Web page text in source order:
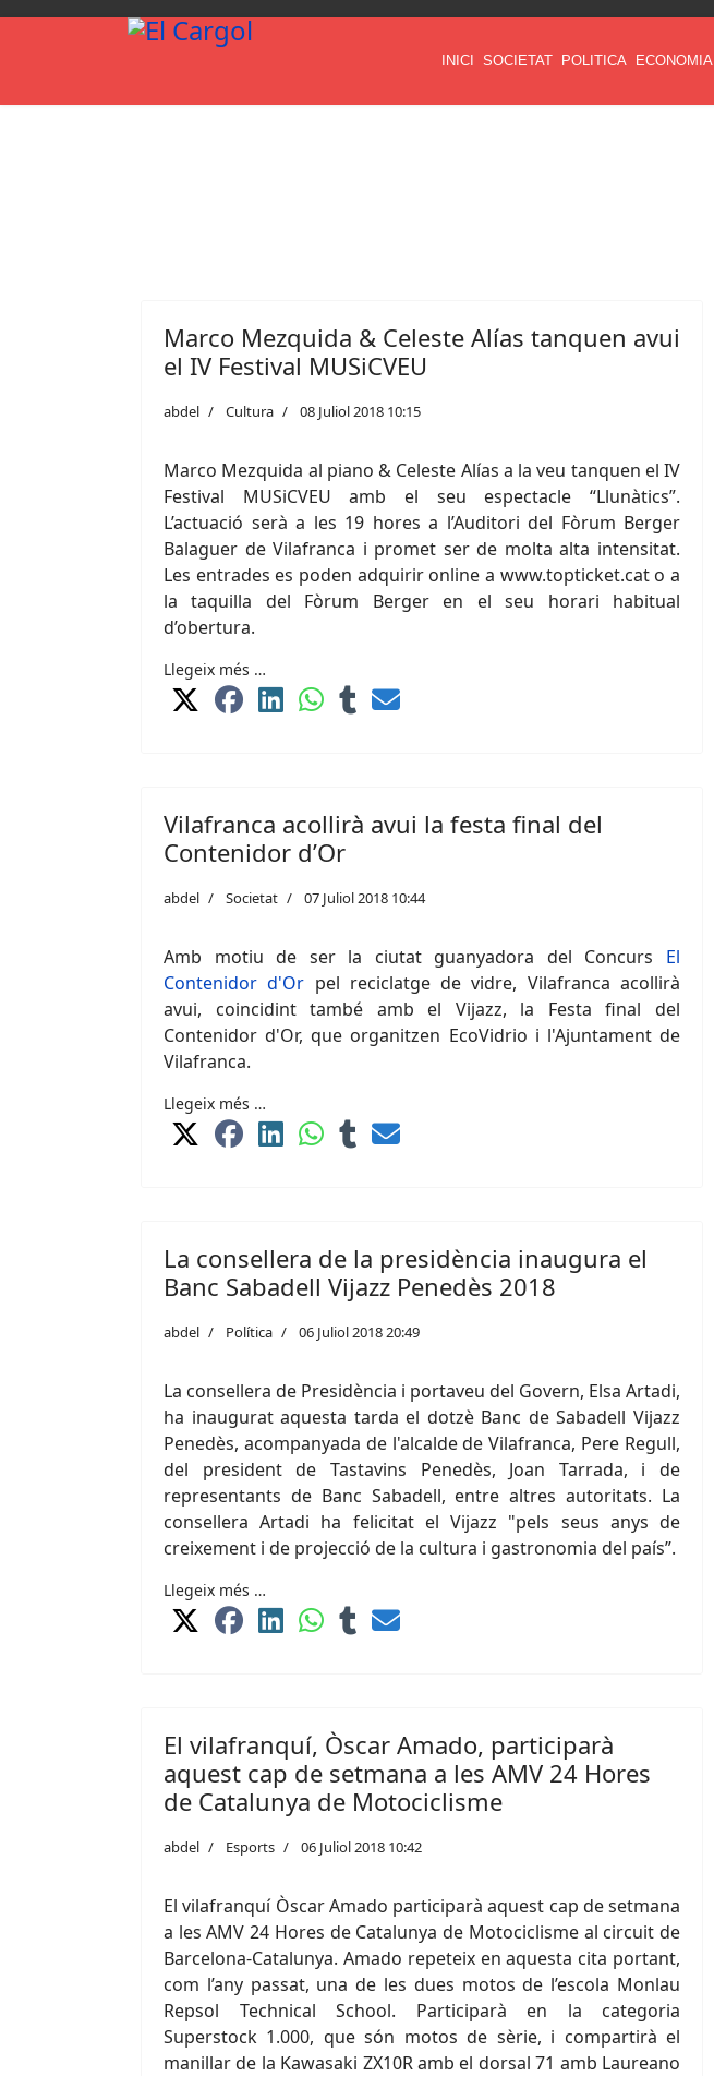
INICI SOCIETAT POLITICA ECONOMIA
Marco Mezquida & Celeste Alías tanquen avui
el IV Festival MUSiCVEU
abdel Cultura 08 Juliol 2018 10:15
Marco Mezquida al piano & Celeste Alías a la veu tanquen el IV
Festival MUSiCVEU amb el seu espectacle “Llunàtics”.
L’actuació serà a les 19 hores a l’Auditori del Fòrum Berger
Balaguer de Vilafranca i promet ser de molta alta intensitat.
Les entrades es poden adquirir online a www.topticket.cat o a
la taquilla del Fòrum Berger en el seu horari habitual
d’obertura.
Llegeix més …
Vilafranca acollirà avui la festa final del
Contenidor d’Or
abdel Societat 07 Juliol 2018 10:44
Amb motiu de ser la ciutat guanyadora del Concurs El
Contenidor d'Or pel reciclatge de vidre, Vilafranca acollirà
avui, coincidint també amb el Vijazz, la Festa final del
Contenidor d'Or, que organitzen EcoVidrio i l'Ajuntament de
Vilafranca.
Llegeix més …
La consellera de la presidència inaugura el
Banc Sabadell Vijazz Penedès 2018
abdel Política 06 Juliol 2018 20:49
La consellera de Presidència i portaveu del Govern, Elsa Artadi,
ha inaugurat aquesta tarda el dotzè Banc de Sabadell Vijazz
Penedès, acompanyada de l'alcalde de Vilafranca, Pere Regull,
del president de Tastavins Penedès, Joan Tarrada, i de
representants de Banc Sabadell, entre altres autoritats. La
consellera Artadi ha felicitat el Vijazz "pels seus anys de
creixement i de projecció de la cultura i gastronomia del país”.
Llegeix més …
El vilafranquí, Òscar Amado, participarà
aquest cap de setmana a les AMV 24 Hores
de Catalunya de Motociclisme
abdel Esports 06 Juliol 2018 10:42
El vilafranquí Òscar Amado participarà aquest cap de setmana
a les AMV 24 Hores de Catalunya de Motociclisme al circuit de
Barcelona-Catalunya. Amado repeteix en aquesta cita portant,
com l’any passat, una de les dues motos de l’escola Monlau
Repsol Technical School. Participarà en la categoria
Superstock 1.000, que són motos de sèrie, i compartirà el
manillar de la Kawasaki ZX10R amb el dorsal 71 amb Laureano